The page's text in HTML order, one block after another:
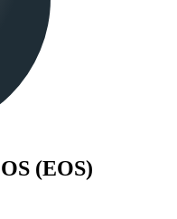
(EOS)